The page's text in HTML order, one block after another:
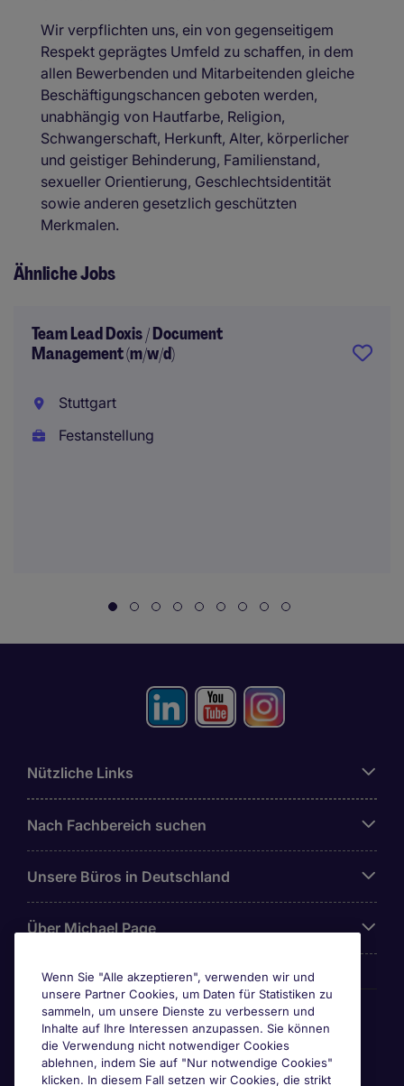
Wir verpflichten uns, ein von gegenseitigem
Respekt geprägtes Umfeld zu schaffen, in dem
allen Bewerbenden und Mitarbeitenden gleiche
Beschäftigungschancen geboten werden,
unabhängig von Hautfarbe, Religion,
Schwangerschaft, Herkunft, Alter, körperlicher
und geistiger Behinderung, Familienstand,
sexueller Orientierung, Geschlechtsidentität
sowie anderen gesetzlich geschützten
Merkmalen.
Ähnliche Jobs
Team Lead Doxis / Document
Management (m/w/d)
Stuttgart
Festanstellung
Nützliche Links
Nach Fachbereich suchen
Unsere Büros in Deutschland
Über Michael Page
Awards & Zertifizierungen
Wenn Sie "Alle akzeptieren", verwenden wir und
unsere Partner Cookies, um Daten für Statistiken zu
sammeln, um unsere Dienste zu verbessern und
Inhalte auf Ihre Interessen anzupassen. Sie können
die Verwendung nicht notwendiger Cookies
ablehnen, indem Sie auf "Nur notwendige Cookies"
klicken. In diesem Fall setzen wir Cookies, die strikt